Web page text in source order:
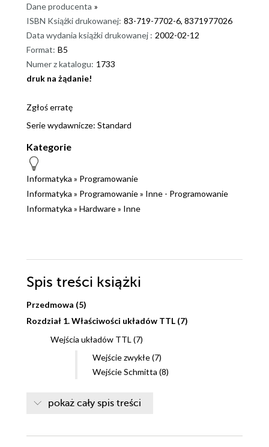
Dane producenta »
ISBN Książki drukowanej: 83-719-7702-6, 8371977026
Data wydania książki drukowanej : 2002-02-12
Format: B5
Numer z katalogu: 1733
druk na żądanie!
Zgłoś erratę
Serie wydawnicze: Standard
Kategorie
Informatyka » Programowanie
Informatyka » Programowanie» Inne - Programowanie
Informatyka » Hardware» Inne
Spis treści książki
Przedmowa (5)
Rozdział 1. Właściwości układów TTL (7)
Wejścia układów TTL (7)
Wejście zwykłe (7)
Wejście Schmitta (8)
Wyjście przeciwsobne (9)
Dobór rezystora dla wyjścia z otwartym
pokaż cały spis treści